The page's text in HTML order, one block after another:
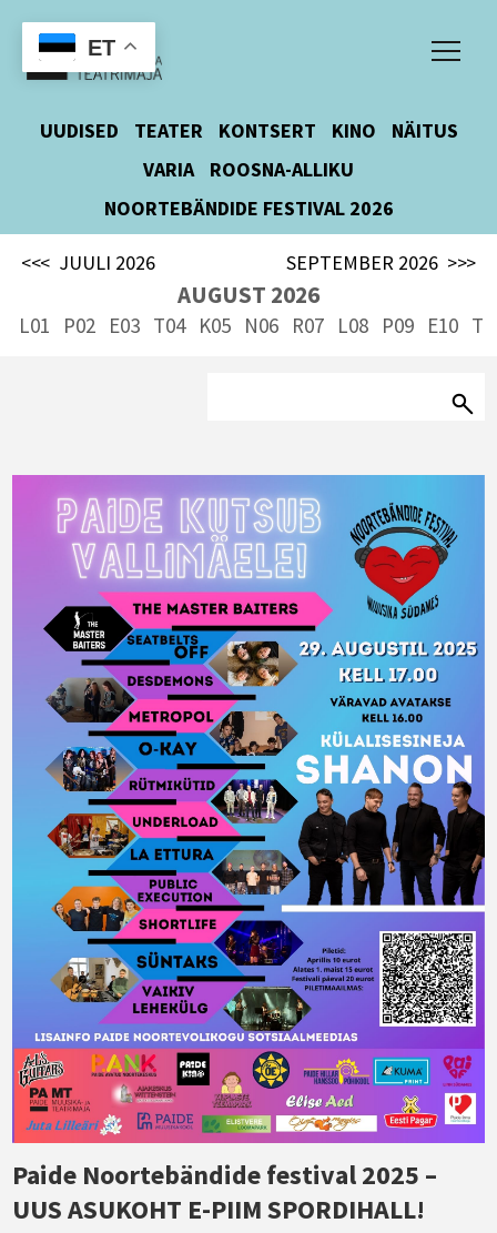
UUDISED TEATER KONTSERT KINO
NÄITUS
VARIA
ROOSNA-ALLIKU
NOORTEBÄNDIDE FESTIVAL 2026
<<< JUULI 2026
AUGUST 2026
SEPTEMBER 2026 >>>
L01 P02 E03 T04 K05 N06 R07 L08 P09 E10
Paide Noortebändide festival 2025 –
UUS ASUKOHT E-PIIM SPORDIHALL!
ET